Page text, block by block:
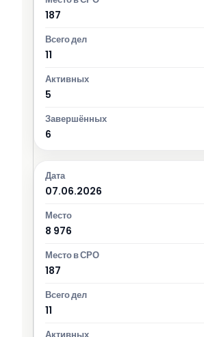
187
11
5
6
07.06.2026
8 976
187
11